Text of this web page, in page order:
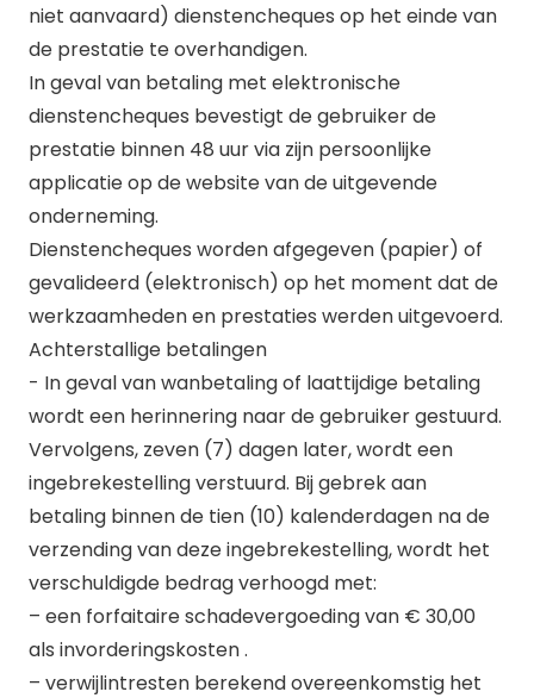
niet aanvaard) dienstencheques op het einde van
de prestatie te overhandigen.
In geval van betaling met elektronische
dienstencheques bevestigt de gebruiker de
prestatie binnen 48 uur via zijn persoonlijke
applicatie op de website van de uitgevende
onderneming.
Dienstencheques worden afgegeven (papier) of
gevalideerd (elektronisch) op het moment dat de
werkzaamheden en prestaties werden uitgevoerd.
Achterstallige betalingen
- In geval van wanbetaling of laattijdige betaling
wordt een herinnering naar de gebruiker gestuurd.
Vervolgens, zeven (7) dagen later, wordt een
ingebrekestelling verstuurd. Bij gebrek aan
betaling binnen de tien (10) kalenderdagen na de
verzending van deze ingebrekestelling, wordt het
verschuldigde bedrag verhoogd met:
– een forfaitaire schadevergoeding van € 30,00
als invorderingskosten .
– verwijlintresten berekend overeenkomstig het